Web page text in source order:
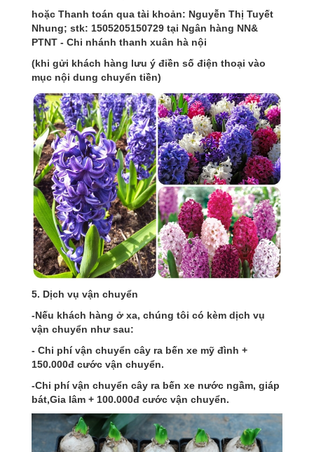
hoặc Thanh toán qua tài khoản: Nguyễn Thị Tuyết
Nhung; stk: 1505205150729 tại Ngân hàng NN&
PTNT - Chi nhánh thanh xuân hà nội
(khi gửi khách hàng lưu ý điền số điện thoại vào
mục nội dung chuyển tiền)
5. Dịch vụ vận chuyển
-Nếu khách hàng ở xa, chúng tôi có kèm dịch vụ
vận chuyển như sau:
- Chi phí vận chuyển cây ra bến xe mỹ đình +
150.000đ cước vận chuyển.
-Chi phí vận chuyển cây ra bến xe nước ngầm, giáp
bát,Gia lâm + 100.000đ cước vận chuyển.